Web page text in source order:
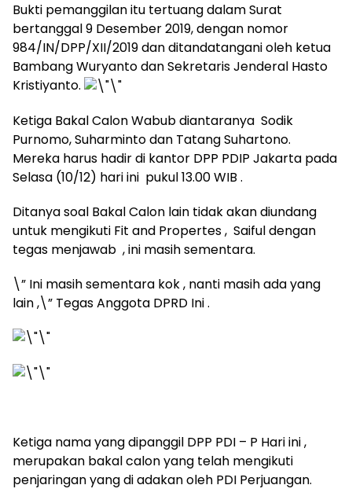
Bukti pemanggilan itu tertuang dalam Surat
bertanggal 9 Desember 2019, dengan nomor
984/IN/DPP/XII/2019 dan ditandatangani oleh ketua
Bambang Wuryanto dan Sekretaris Jenderal Hasto
Kristiyanto.
Ketiga Bakal Calon Wabub diantaranya Sodik
Purnomo, Suharminto dan Tatang Suhartono.
Mereka harus hadir di kantor DPP PDIP Jakarta pada
Selasa (10/12) hari ini pukul 13.00 WIB .
Ditanya soal Bakal Calon lain tidak akan diundang
untuk mengikuti Fit and Propertes , Saiful dengan
tegas menjawab , ini masih sementara.
\” Ini masih sementara kok , nanti masih ada yang
lain ,\” Tegas Anggota DPRD Ini .
Ketiga nama yang dipanggil DPP PDI – P Hari ini ,
merupakan bakal calon yang telah mengikuti
penjaringan yang di adakan oleh PDI Perjuangan.